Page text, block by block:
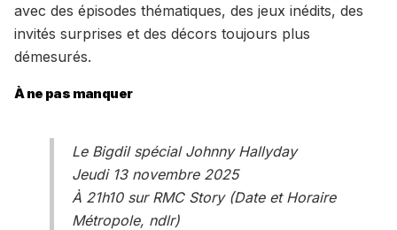
avec des épisodes thématiques, des jeux inédits, des
invités surprises et des décors toujours plus
démesurés.
À ne pas manquer
Le Bigdil spécial Johnny Hallyday
Jeudi 13 novembre 2025
À 21h10 sur RMC Story (Date et Horaire
Métropole, ndlr)